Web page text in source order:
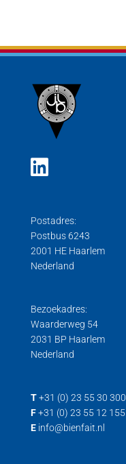
Postadres:
Postbus 6243
2001 HE Haarlem
Nederland
Bezoekadres:
Waarderweg 54
2031 BP Haarlem
Nederland
T +31 (0) 23 55 30 300
F +31 (0) 23 55 12 155
E info@bienfait.nl